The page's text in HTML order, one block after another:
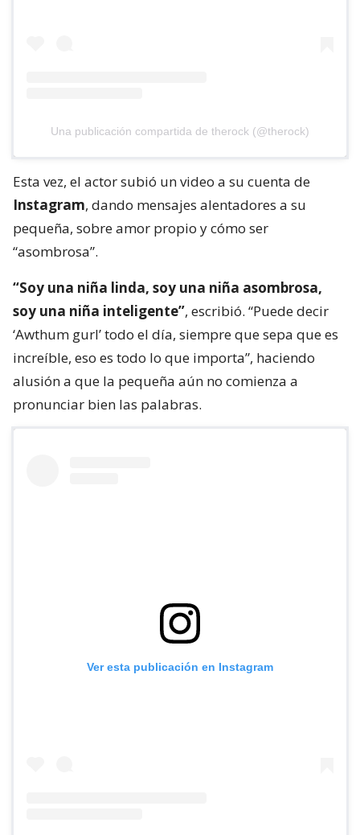
Una publicación compartida de therock (@therock)
Esta vez, el actor subió un video a su cuenta de
Instagram, dando mensajes alentadores a su
pequeña, sobre amor propio y cómo ser
“asombrosa”.
“Soy una niña linda, soy una niña asombrosa,
soy una niña inteligente”, escribió. “Puede decir
‘Awthum gurl’ todo el día, siempre que sepa que es
increíble, eso es todo lo que importa”, haciendo
alusión a que la pequeña aún no comienza a
pronunciar bien las palabras.
Ver esta publicación en Instagram